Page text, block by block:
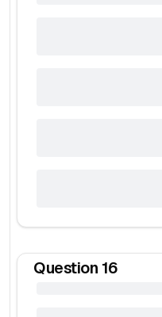
Question 16